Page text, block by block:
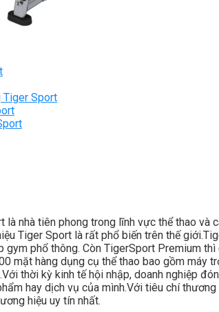
Sport
là nhà tiên phong trong lĩnh vực thể thao
Tiger Sport là rất phổ biến trên thế
gym phổ thông. Còn TigerSport Premium
mặt hàng dụng cụ thể thao bao gồm máy
thời kỳ kinh tế hội nhập, doanh nghiệp
hay dịch vụ của mình.Với tiêu chí
hiệu uy tín nhất.